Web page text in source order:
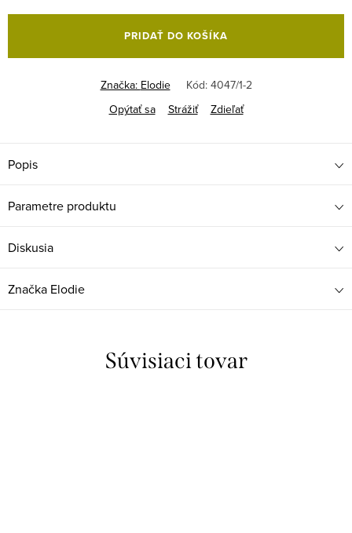
cena:
PRIDAŤ DO KOŠÍKA
Značka: Elodie Kód: 4047/1-2
Opýtať sa
Strážiť Zdieľať
Popis
Parametre produktu
Diskusia
Značka Elodie
Súvisiaci tovar